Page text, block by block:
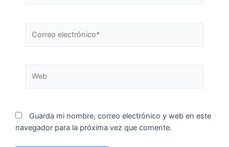
Guarda mi nombre, correo electrónico y web en este
navegador para la próxima vez que comente.